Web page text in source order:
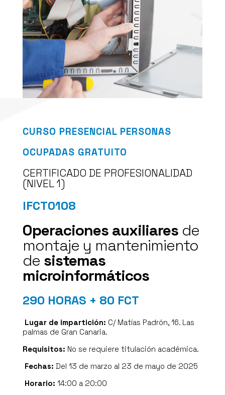
CURSO PRESENCIAL PERSONAS
OCUPADAS GRATUITO
CERTIFICADO DE PROFESIONALIDAD
(NIVEL 1)
IFCT0108
Operaciones auxiliaresde
montaje y mantenimiento
de sistemas
microinformáticos
290 HORAS + 80 FCT
Lugar de impartición: C/ Matías Padrón, 16. Las
palmas de Gran Canaria.
Requisitos: No se requiere titulación académica.
Fechas: Del 13 de marzo al 23 de mayo de 2025
Horario: 14:00 a 20:00